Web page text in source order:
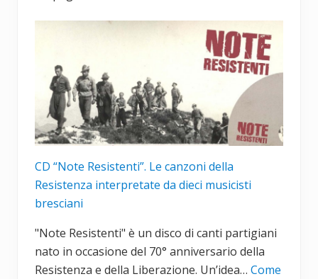
CD “Note Resistenti”. Le canzoni della
Resistenza interpretate da dieci musicisti
bresciani
"Note Resistenti" è un disco di canti partigiani
nato in occasione del 70° anniversario della
Resistenza e della Liberazione. Un’idea… Come